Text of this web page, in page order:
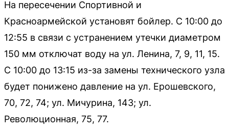
На пересечении Спортивной и
Красноармейской установят бойлер. С 10:00 до
12:55 в связи с устранением утечки диаметром
150 мм отключат воду на ул. Ленина, 7, 9, 11, 15.
С 10:00 до 13:15 из-за замены технического узла
будет понижено давление на ул. Ерошевского,
70, 72, 74; ул. Мичурина, 143; ул.
Революционная, 75, 77.